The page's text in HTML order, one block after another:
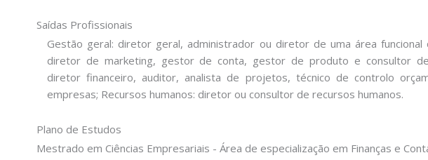
Saídas Profissionais
Gestão geral: diretor geral, administrador ou diretor de uma área funcional
diretor de marketing, gestor de conta, gestor de produto e consultor de
diretor financeiro, auditor, analista de projetos, técnico de controlo
empresas; Recursos humanos: diretor ou consultor de recursos humanos.
Plano de Estudos
Mestrado em Ciências Empresariais - Área de especialização em Finanças e